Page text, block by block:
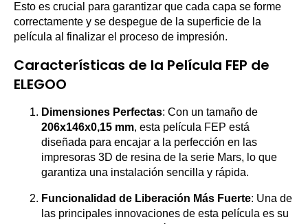
Esto es crucial para garantizar que cada capa se forme
correctamente y se despegue de la superficie de la
película al finalizar el proceso de impresión.
Características de la Película FEP de
ELEGOO
Dimensiones Perfectas: Con un tamaño de
206x146x0,15 mm, esta película FEP está
diseñada para encajar a la perfección en las
impresoras 3D de resina de la serie Mars, lo que
garantiza una instalación sencilla y rápida.
Funcionalidad de Liberación Más Fuerte: Una de
las principales innovaciones de esta película es su